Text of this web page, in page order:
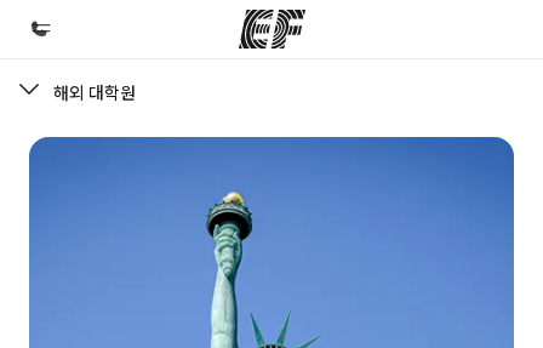
EF 둘러보기
해외 대학원